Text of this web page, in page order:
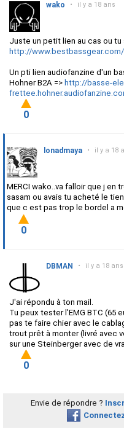
wako • il y a 18 ans
Juste un petit lien au cas ou
http://
Un pti lien audiofanzine d'un
Hohner B2A => http://basse-
0
lonadmaya • il y a 18
MERCI wako..va falloir que j en
sasam ou avais tu acheté le
que c est pas trop le bordel a
0
DBMAN • il y a 18 ans
J'ai répondu à ton mail.
Tu peux tester l'EMG BTC (65
pas te faire chier avec le
trout prêt à monter (livré avec
sur une Steinberger avec de
0
Envie de répondre ?